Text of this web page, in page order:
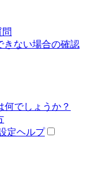
きない場合の確認
何でしょうか？
定ヘルプ